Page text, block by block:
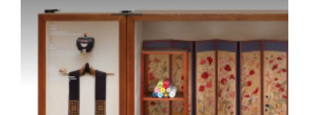
민속 인사이드
원문보기 PDF